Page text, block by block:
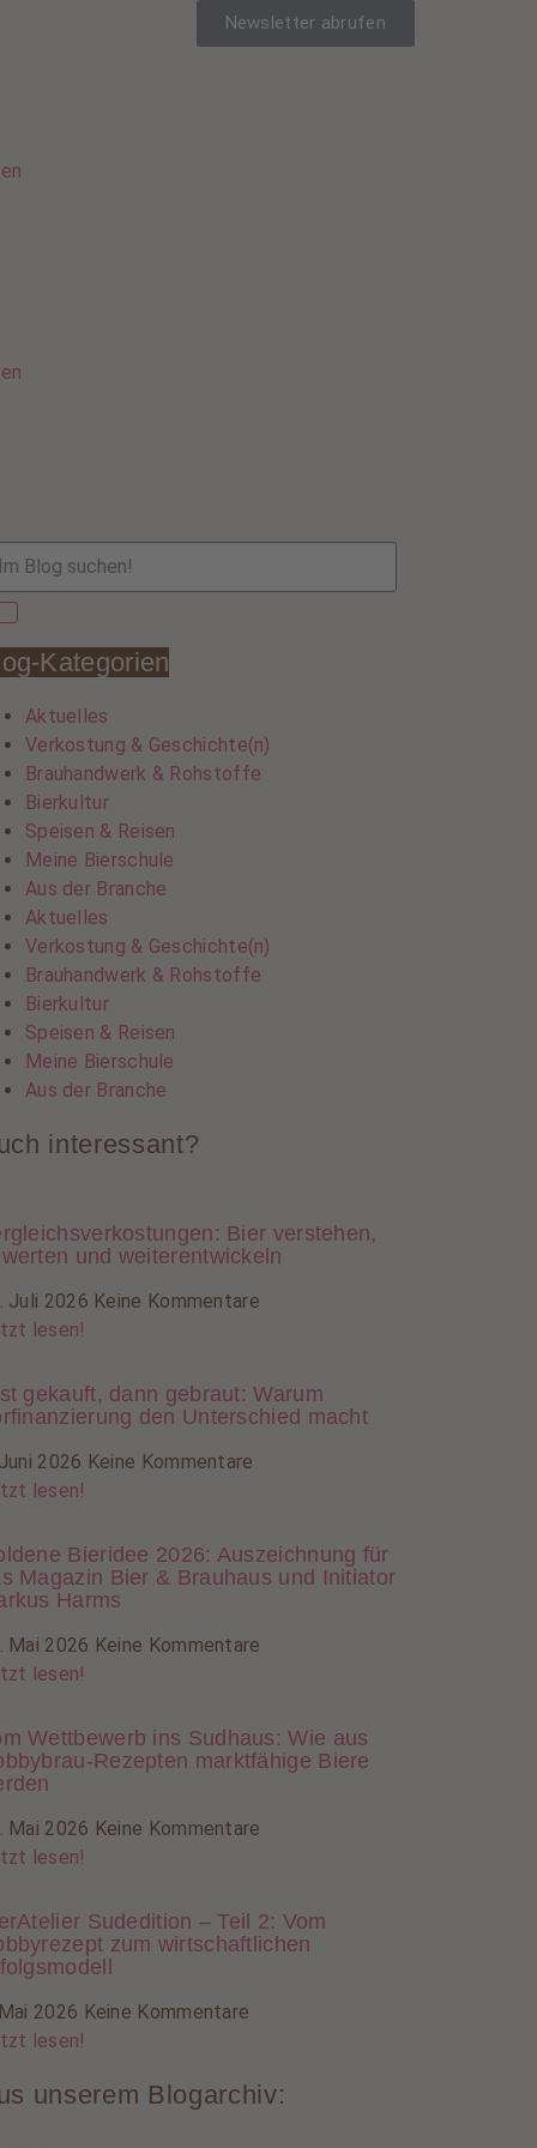
Newsletter abrufen
Kategorien
Aktuelles
Verkostung & Geschichte(n)
Brauhandwerk & Rohstoffe
Bierkultur
Speisen & Reisen
Meine Bierschule
Aus der Branche
Aktuelles
Verkostung & Geschichte(n)
Brauhandwerk & Rohstoffe
Bierkultur
Speisen & Reisen
Meine Bierschule
Aus der Branche
interessant?
Bier verstehen,
und weiterentwickeln
Juli 2026 Keine Kommentare
lesen!
gekauft, dann gebraut: Warum
den Unterschied macht
2026 Keine Kommentare
lesen!
Bieridee 2026: Auszeichnung für
Magazin Bier & Brauhaus und Initiator
Harms
Mai 2026 Keine Kommentare
lesen!
Wettbewerb ins Sudhaus: Wie aus
Rezepten marktfähige Biere
Mai 2026 Keine Kommentare
lesen!
Sudedition – Teil 2: Vom
zum wirtschaftlichen
2026 Keine Kommentare
lesen!
unserem Blogarchiv: